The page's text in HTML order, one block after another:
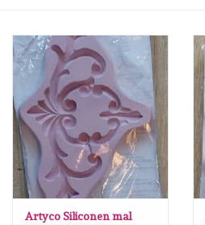
Stempels
Stempelinkt
Stempelaccesoires
Papier (blokjes) &
Embellishments
Artyco Siliconen mal